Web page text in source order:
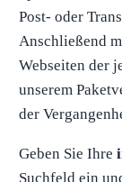
Post- oder
Anschließend
Webseiten der
unserem
der
Geben Sie Ihre
Suchfeld ein